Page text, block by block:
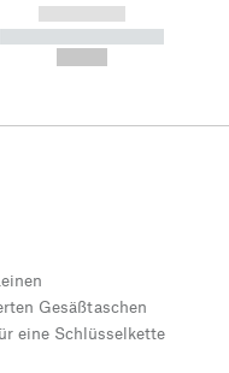
------------
----------- -----------
Gesäßtaschen
eine Schlüsselkette